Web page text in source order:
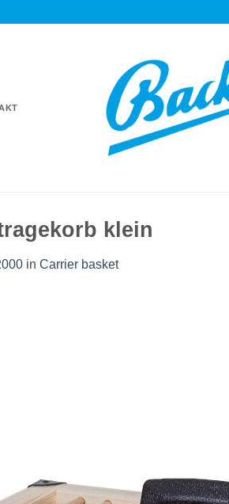
klein
in Carrier basket